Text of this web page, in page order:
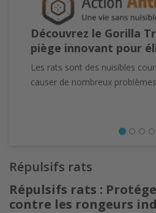
Découvrez le Gorilla
piège innovant pour
Les rats sont des nuisibles
causer de nombreux
Précédent
Répulsifs rats
Répulsifs rats :
contre les rongeurs